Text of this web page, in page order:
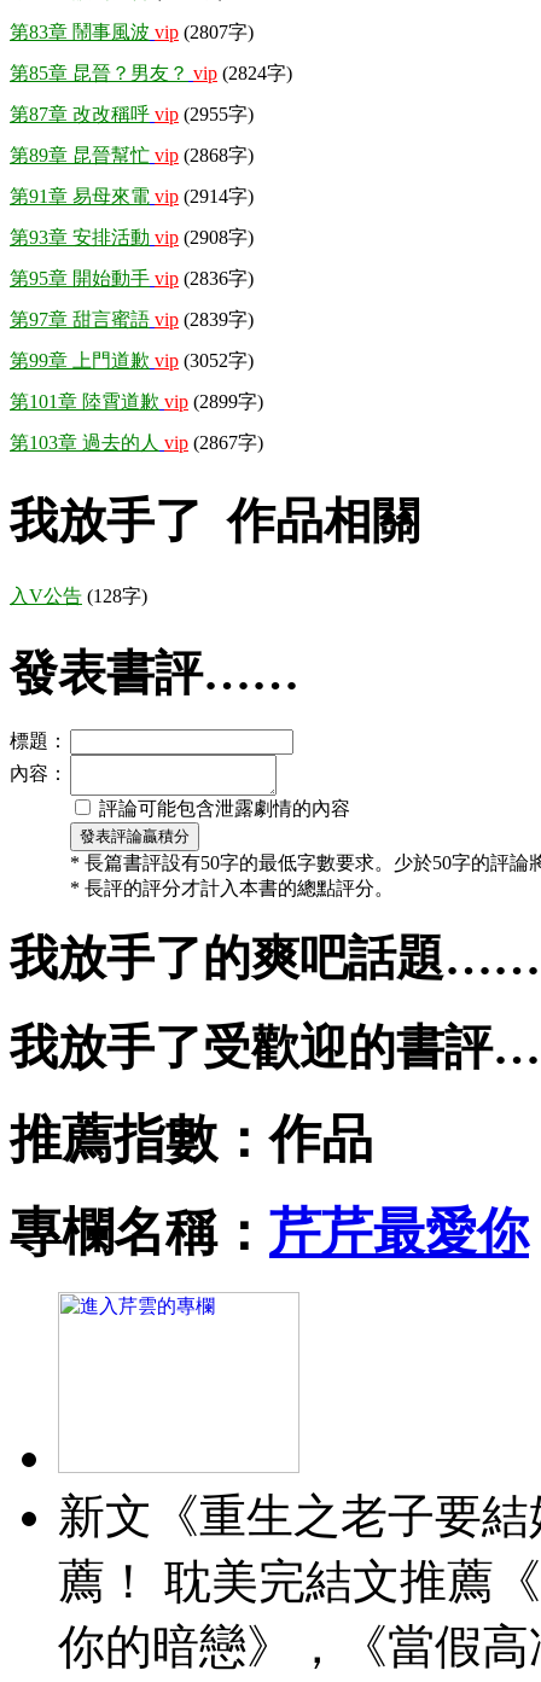
第83章 鬧事風波 vip (2807字)
第85章 昆晉？男友？ vip (2824字)
第87章 改改稱呼 vip (2955字)
第89章 昆晉幫忙 vip (2868字)
第91章 易母來電 vip (2914字)
第93章 安排活動 vip (2908字)
第95章 開始動手 vip (2836字)
第97章 甜言蜜語 vip (2839字)
第99章 上門道歉 vip (3052字)
第101章 陸霄道歉 vip (2899字)
第103章 過去的人 vip (2867字)
我放手了 作品相關
入V公告 (128字)
發表書評……
標題：
內容：
評論可能包含泄露劇情的內容
* 長篇書評設有50字的最低字數要求。少於50字的評論
* 長評的評分才計入本書的總點評分。
我放手了的爽吧話題……
我放手了受歡迎的書
推薦指數：作品
專欄名稱： 芹芹最愛你
新文《重生之老子要
薦！ 耽美完結文推薦
你的暗戀》，《當假